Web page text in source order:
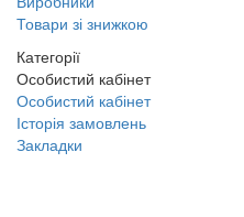
Товари зі знижкою
Категорії
Особистий кабінет
Особистий кабінет
Історія замовлень
Закладки